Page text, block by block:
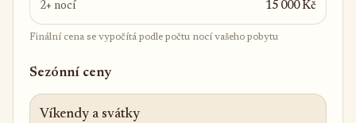
2+ nocí 15 000 Kč
Finální cena se vypočítá podle počtu nocí vašeho pobytu
Sezónní ceny
Víkendy a svátky